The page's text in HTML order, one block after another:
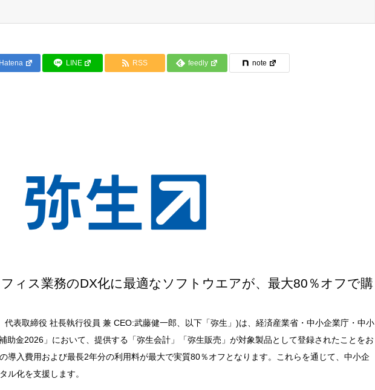
Hatena LINE RSS feedly note
ィス業務のDX化に最適なソフトウエアが、最大80％オフで購
表取締役 社長執行役員 兼 CEO:武藤健一郎、以下「弥生」)は、経済産業省・中小企業庁・中小
助金2026」において、提供する「弥生会計」「弥生販売」が対象製品として登録されたことをお
導入費用および最長2年分の利用料が最大で実質80％オフとなります。これらを通じて、中小企
ル化を支援します。